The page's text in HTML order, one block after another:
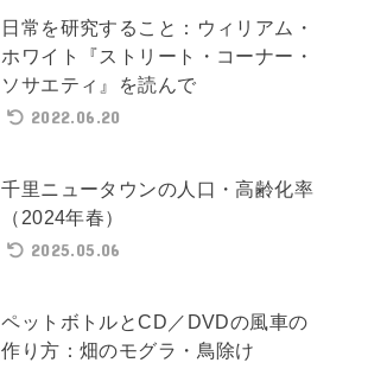
日常を研究すること：ウィリアム・
ホワイト『ストリート・コーナー・
ソサエティ』を読んで
2022.06.20
千里ニュータウンの人口・高齢化率
（2024年春）
2025.05.06
ペットボトルとCD／DVDの風車の
作り方：畑のモグラ・鳥除け